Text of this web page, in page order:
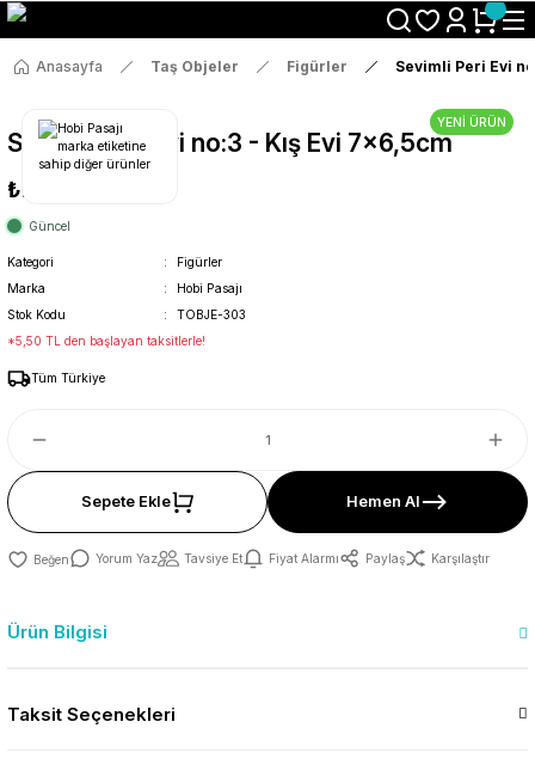
Size Özel "HG10" Koduyla Sepette Hemen %10 İndirimi Kaçırma
Anasayfa Taş Objeler Figürler Sevimli Peri Evi
YENİ ÜRÜN
Sevimli Peri Evi no:3 - Kış Evi 7x6,5cm
₺29
Güncel
Kategori
Figürler
Marka
Hobi Pasajı
Stok Kodu
TOBJE-303
*5,50 TL den başlayan taksitlerle!
Tüm Türkiye
Sepete Ekle Hemen Al
Yorum Yaz Tavsiye Et Fiyat Alarmı Paylaş Karşılaştır
Ürün Bilgisi
Taksit Seçenekleri